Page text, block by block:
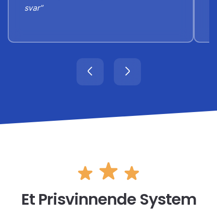
svar”
Et Prisvinnende System